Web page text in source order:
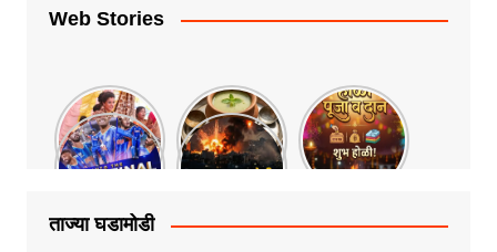
Web Stories
ताज्या घडामोडी